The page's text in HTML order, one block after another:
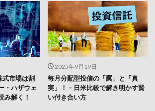
市場は割
・ハザウェ
み解く！
2025年9月19日
毎月分配型投信の「罠」と「真
実」！ – 日米比較で解き明かす賢
い付き合い方